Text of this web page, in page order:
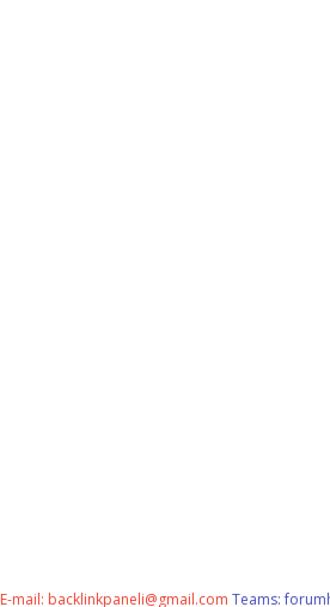
E-mail: backlinkpaneli@gmail.com Teams: